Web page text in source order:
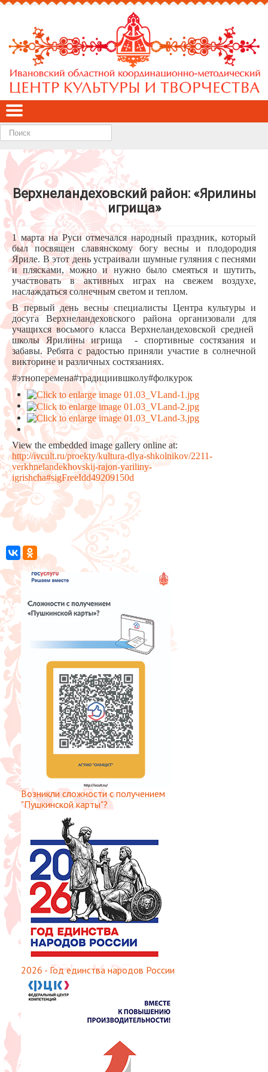
Найти
Верхнеландеховский район: «Ярилины
игрища»
1 марта на Руси отмечался народный праздник, который
был посвящен славянскому богу весны и плодородия
Яриле. В этот день устраивали шумные гуляния с песнями
и плясками, можно и нужно было смеяться и шутить,
участвовать в активных играх на свежем воздухе,
наслаждаться солнечным светом и теплом.
В первый день весны специалисты Центра культуры и
досуга Верхнеландеховского района организовали для
учащихся восьмого класса Верхнеландеховской средней
школы Ярилины игрища - спортивные состязания и
забавы. Ребята с радостью приняли участие в солнечной
викторине и различных состязаниях.
#этноперемена#традициившколу#фолкурок
View the embedded image gallery online at:
http://ivcult.ru/proekty/kultura-dlya-shkolnikov/2211-
verkhnelandekhovskij-rajon-yariliny-
igrishcha#sigFreeIdd49209150d
Возникли сложности с получением
"Пушкинской карты"?
2026 - Год единства народов России